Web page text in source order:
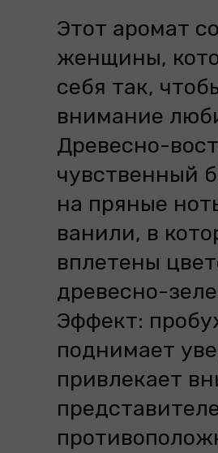
Этот аромат
женщины,
себя так,
внимание
Древесно-
чувственный
на пряные
ванили, в
вплетены
древесно-
Эффект:
поднимает
привлекает